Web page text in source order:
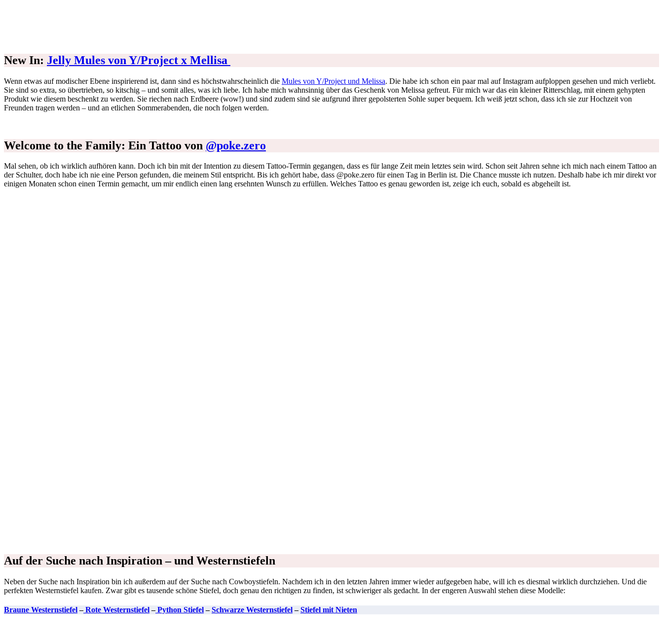
New In: Jelly Mules von Y/Project x Mellisa
Wenn etwas auf modischer Ebene inspirierend ist, dann sind es höchstwahrscheinlich die Mules von Y/Project und Melissa. Die habe ich schon ein paar mal auf Instagram aufploppen gesehen und mich verliebt.
Sie sind so extra, so übertrieben, so kitschig – und somit alles, was ich liebe. Ich habe mich wahnsinnig über das Geschenk von Melissa gefreut. Für mich war das ein kleiner Ritterschlag, mit einem gehypten
Produkt wie diesem beschenkt zu werden. Sie riechen nach Erdbeere (wow!) und sind zudem sind sie aufgrund ihrer gepolsterten Sohle super bequem. Ich weiß jetzt schon, dass ich sie zur Hochzeit von
Freunden tragen werden – und an etlichen Sommerabenden, die noch folgen werden.
Welcome to the Family: Ein Tattoo von @poke.zero
Mal sehen, ob ich wirklich aufhören kann. Doch ich bin mit der Intention zu diesem Tattoo-Termin gegangen, dass es für lange Zeit mein letztes sein wird. Schon seit Jahren sehne ich mich nach einem Tattoo an
der Schulter, doch habe ich nie eine Person gefunden, die meinem Stil entspricht. Bis ich gehört habe, dass @poke.zero für einen Tag in Berlin ist. Die Chance musste ich nutzen. Deshalb habe ich mir direkt vor
einigen Monaten schon einen Termin gemacht, um mir endlich einen lang ersehnten Wunsch zu erfüllen. Welches Tattoo es genau geworden ist, zeige ich euch, sobald es abgeheilt ist.
Auf der Suche nach Inspiration – und Westernstiefeln
Neben der Suche nach Inspiration bin ich außerdem auf der Suche nach Cowboystiefeln. Nachdem ich in den letzten Jahren immer wieder aufgegeben habe, will ich es diesmal wirklich durchziehen. Und die
perfekten Westernstiefel kaufen. Zwar gibt es tausende schöne Stiefel, doch genau den richtigen zu finden, ist schwieriger als gedacht. In der engeren Auswahl stehen diese Modelle:
Braune Westernstiefel–Rote Westernstiefel –Python Stiefel–Schwarze Westernstiefel–Stiefel mit Nieten